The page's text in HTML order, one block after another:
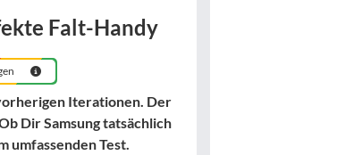
Falt-Handy
Iterationen. Der
Dir Samsung tatsächlich
umfassenden Test.